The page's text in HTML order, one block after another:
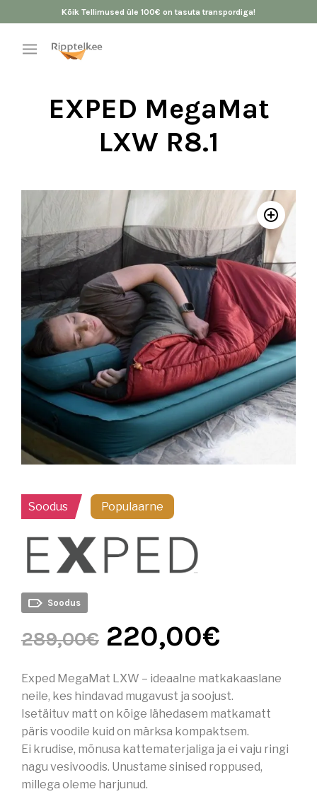
Kõik Tellimused üle 100€ on tasuta transpordiga!
EXPED MegaMat
LXW R8.1
Soodus Populaarne
Soodus
289,00€ 220,00€
Exped MegaMat LXW – ideaalne matkakaaslane
neile, kes hindavad mugavust ja soojust.
Isetäituv matt on kõige lähedasem matkamatt
päris voodile kuid on märksa kompaktsem.
Ei krudise, mõnusa kattematerjaliga ja ei vaju ringi
nagu vesivoodis. Unustame sinised roppused,
millega oleme harjunud.